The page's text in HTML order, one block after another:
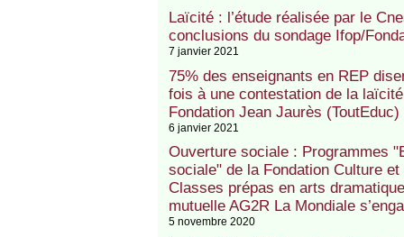
Laïcité : l’étude réalisée par le
conclusions du sondage Ifop/
7 janvier 2021
75% des enseignants en REP
fois à une contestation de la
Fondation Jean Jaurès (ToutEduc)
6 janvier 2021
Ouverture sociale : Programmes
sociale" de la Fondation Culture
Classes prépas en arts
mutuelle AG2R La Mondiale
5 novembre 2020